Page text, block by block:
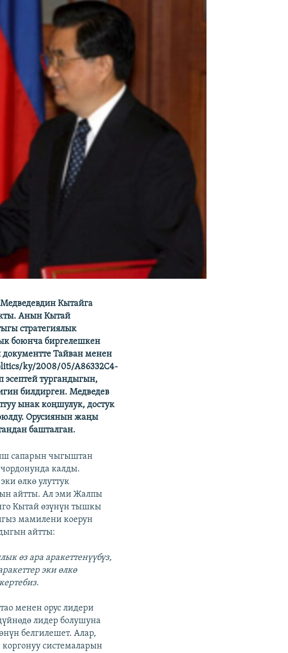
Кытайга
Анын Кытай
стратегиялык
боюнча биргелешкен
Тайван менен
ky/2008/05/A86332C4-
эсептей тургандыгын,
билдирген. Медведев
ынак коңшулук, достук
Орусиянын жаңы
башталган.
сапарын чыгыштан
калды.
өлкө улуттук
айтты. Ал эми Жалпы
Кытай өзүнүн тышкы
мамилени коерун
айтты:
өз ара аракеттенүүбүз,
эки өлкө
.
менен орус лидери
лидер болушуна
белгилешет. Алар,
системаларын